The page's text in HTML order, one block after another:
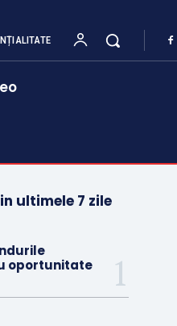
ultimele 7 zile
oportunitate